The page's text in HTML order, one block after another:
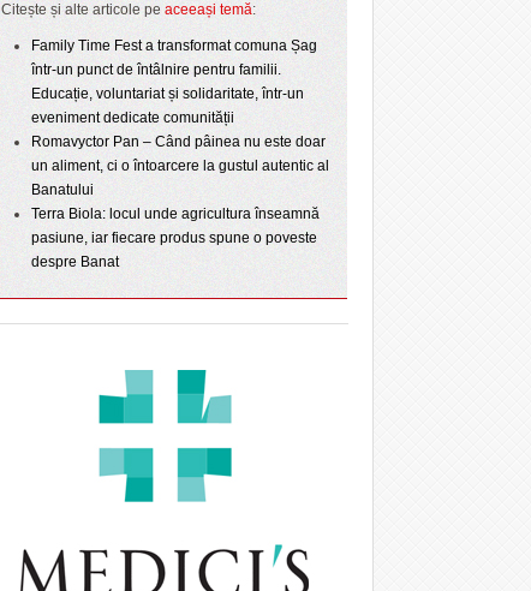
Citește și alte articole pe aceeași temă:
Family Time Fest a transformat comuna Șag
într-un punct de întâlnire pentru familii.
Educație, voluntariat și solidaritate, într-un
eveniment dedicate comunității
Romavyctor Pan – Când pâinea nu este doar
un aliment, ci o întoarcere la gustul autentic al
Banatului
Terra Biola: locul unde agricultura înseamnă
pasiune, iar fiecare produs spune o poveste
despre Banat